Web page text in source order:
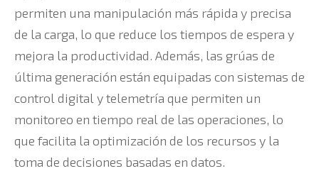
permiten una manipulación más rápida y precisa
de la carga, lo que reduce los tiempos de espera y
mejora la productividad. Además, las grúas de
última generación están equipadas con sistemas de
control digital y telemetría que permiten un
monitoreo en tiempo real de las operaciones, lo
que facilita la optimización de los recursos y la
toma de decisiones basadas en datos.